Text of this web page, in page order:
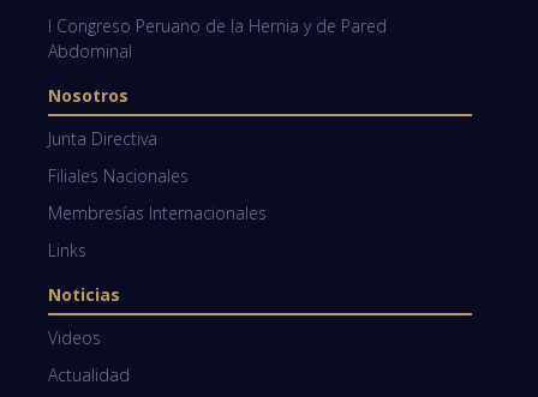
I Congreso Peruano de la Hernia y de Pared
Abdominal
Nosotros
Junta Directiva
Filiales Nacionales
Membresías Internacionales
Links
Noticias
Videos
Actualidad